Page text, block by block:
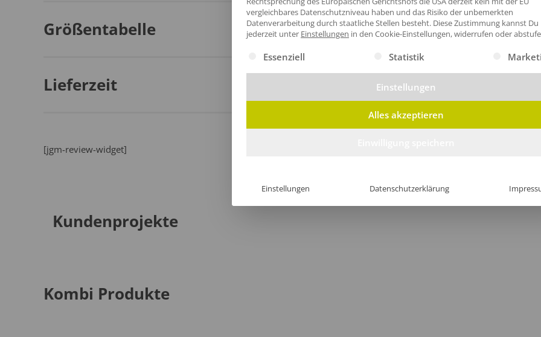
Größentabelle
Lieferzeit
[jgm-review-widget]
Kundenprojekte
Kombi Produkte
vergleichbares Datenschutzniveau haben und das Risiko der unbemerkten
Datenverarbeitung durch staatliche Stellen besteht. Diese Zustimmung kannst Du
jederzeit unter Einstellungen in den Cookie-Einstellungen, widerrufen oder
Es folgt eine Liste der Service-Gruppen, für die eine Einwilligung
Essenziell Statistik
Einstellungen
Alles akzeptieren
Einstellungen Datenschutzerklärung